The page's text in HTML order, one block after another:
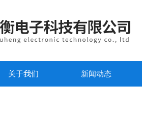
关于我们 新闻动态